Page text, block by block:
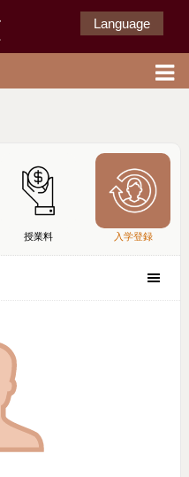
Language
授業料 入学登録